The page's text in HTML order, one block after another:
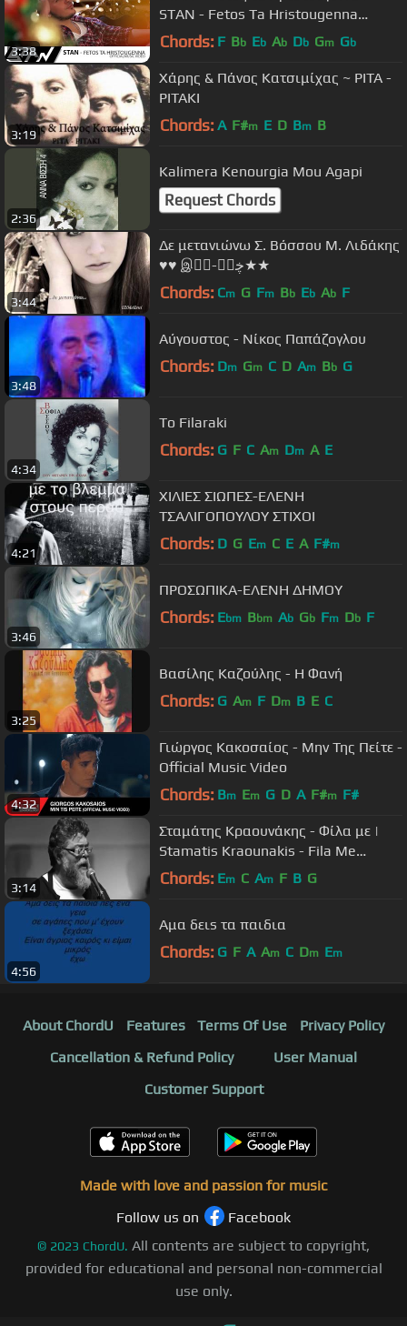
3:38
STAN - Fetos Ta Hristougenna
(Official Music Video HD)
Chords: F Bb Eb Ab Db Gm Gb
3:19
Χάρης & Πάνος Κατσιμίχας ~ ΡΙΤΑ -
ΡΙΤΑΚΙ
Chords: A F#m E D Bm B
2:36
Kalimera Kenourgia Mou Agapi
Request Chords
3:44
Δε μετανιώνω Σ. Βόσσου Μ. Λιδάκης
♥♥ இڿڰۣ-ڰۣ★★
Chords: Cm G Fm Bb Eb Ab F
3:48
Αύγουστος - Νίκος Παπάζογλου
Chords: Dm Gm C D Am Bb G
4:34
To Filaraki
Chords: G F C Am Dm A E
4:21
ΧΙΛΙΕΣ ΣΙΩΠΕΣ-ΕΛΕΝΗ
ΤΣΑΛΙΓΟΠΟΥΛΟΥ ΣΤΙΧΟΙ
Chords: D G Em C E A F#m
3:46
ΠΡΟΣΩΠΙΚΑ-ΕΛΕΝΗ ΔΗΜΟΥ
Chords: Ebm Bbm Ab Gb Fm Db F
3:25
Βασίλης Καζούλης - Η Φανή
Chords: G Am F Dm B E C
4:32
Γιώργος Κακοσαίος - Μην Της Πείτε -
Official Music Video
Chords: Bm Em G D A F#m F#
3:14
Σταμάτης Κραουνάκης - Φίλα με |
Stamatis Kraounakis - Fila Me
(Official Video)
Chords: Em C Am F B G
4:56
Αμα δειs τα παιδια
Chords: G F A Am C Dm Em
About ChordU Features Terms Of Use
Privacy Policy
Cancellation & Refund Policy
User Manual
Customer Support
Made with love and passion for music
Follow us on
Facebook
© 2023 ChordU. All contents are subject to copyright,
provided for educational and personal non-commercial
use only.